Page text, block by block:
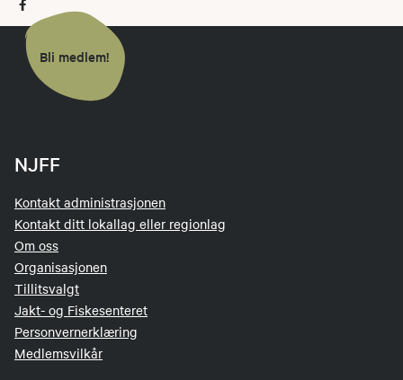
Bli medlem!
NJFF
Kontakt administrasjonen
Kontakt ditt lokallag eller regionlag
Om oss
Organisasjonen
Tillitsvalgt
Jakt- og Fiskesenteret
Personvernerklæring
Medlemsvilkår